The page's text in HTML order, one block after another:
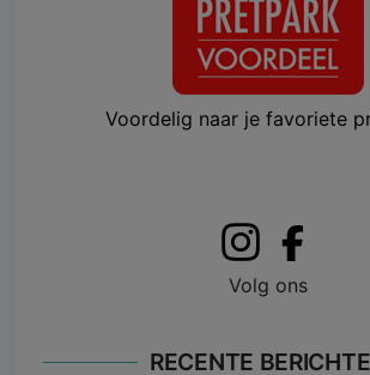
Voordelig naar je favoriete
Volg ons
RECENTE